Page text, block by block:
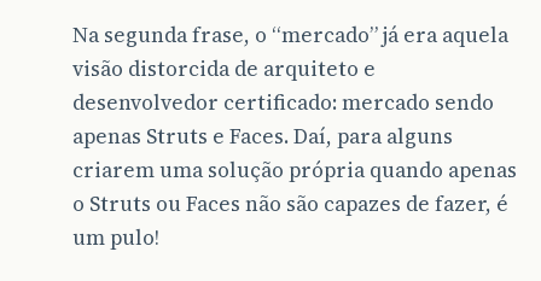
Na segunda frase, o “mercado” já era aquela
visão distorcida de arquiteto e
desenvolvedor certificado: mercado sendo
apenas Struts e Faces. Daí, para alguns
criarem uma solução própria quando apenas
o Struts ou Faces não são capazes de fazer, é
um pulo!